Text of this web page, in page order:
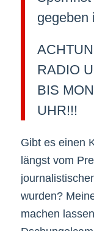
gegeben
RADIO
BIS
UHR!!!
Gibt es einen
längst vom
wurden?
machen